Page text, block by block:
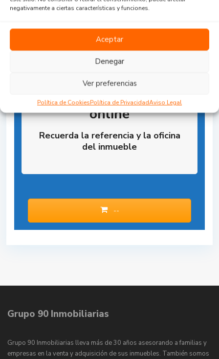
negativamente a ciertas características y funciones.
Aceptar
Denegar
Ver preferencias
Política de CookiesPolítica de PrivacidadAviso Legal
Reserva la Propiedad
online
Recuerda la referencia y la oficina
del inmueble
--
Grupo 90 Inmobiliarias
Grupo 90 Inmobiliarias lleva más de 30 años asesorando a familias y
empresas en la venta y adquisición de sus inmuebles. También somos